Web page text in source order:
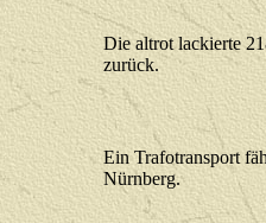
Die altrot lackierte
zurück.
Ein Trafotransport
Nürnberg.